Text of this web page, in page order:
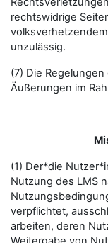
rechtswidrige
unzulässig.
(7) Die
Äußerungen im
(1) Der*die
Nutzung des LMS
verpflichtet,
arbeiten, deren